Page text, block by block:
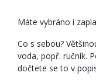
Máte vybráno i
Co s sebou?
voda, popř. ručník.
dočtete se to v